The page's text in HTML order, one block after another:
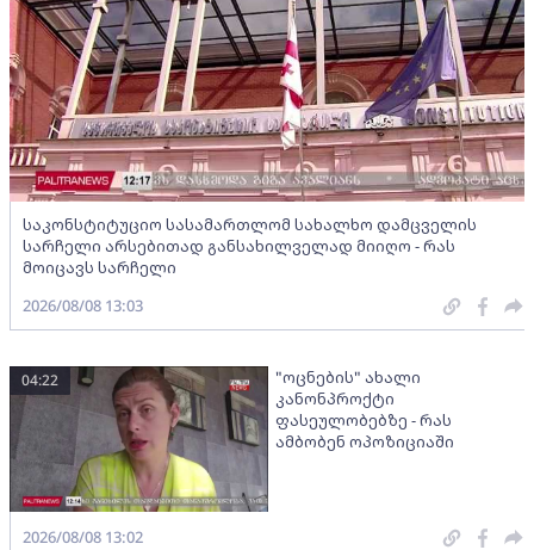
საკონსტიტუციო სასამართლომ სახალხო დამცველის
სარჩელი არსებითად განსახილველად მიიღო - რას
მოიცავს სარჩელი
2026/08/08 13:03
"ოცნების" ახალი
კანონპროქტი
ფასეულობებზე - რას
ამბობენ ოპოზიციაში
04:22
2026/08/08 13:02